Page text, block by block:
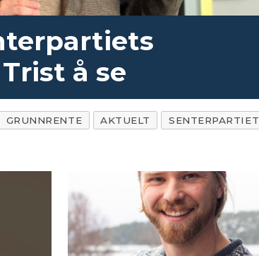
å se
GRUNNRENTE AKTUELT SENTERPARTIET